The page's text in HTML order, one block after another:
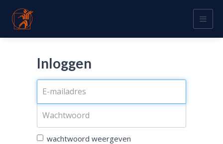
Inloggen
wachtwoord weergeven